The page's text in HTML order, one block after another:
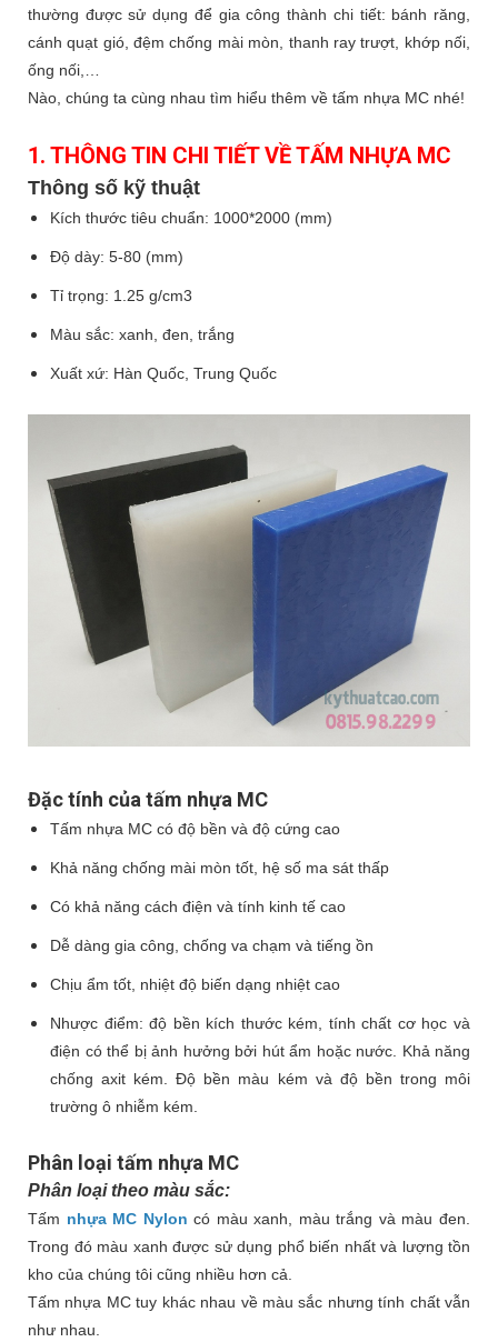
thường được sử dụng để gia công thành chi tiết: bánh răng,
cánh quạt gió, đệm chống mài mòn, thanh ray trượt, khớp nối,
ống nối,…
Nào, chúng ta cùng nhau tìm hiểu thêm về tấm nhựa MC nhé!
1. THÔNG TIN CHI TIẾT VỀ TẤM NHỰA MC
Thông số kỹ thuật
Kích thước tiêu chuẩn: 1000*2000 (mm)
Độ dày: 5-80 (mm)
Tỉ trọng: 1.25 g/cm3
Màu sắc: xanh, đen, trắng
Xuất xứ: Hàn Quốc, Trung Quốc
Đặc tính của tấm nhựa MC
Tấm nhựa MC có độ bền và độ cứng cao
Khả năng chống mài mòn tốt, hệ số ma sát thấp
Có khả năng cách điện và tính kinh tế cao
Dễ dàng gia công, chống va chạm và tiếng ồn
Chịu ẩm tốt, nhiệt độ biến dạng nhiệt cao
Nhược điểm: độ bền kích thước kém, tính chất cơ học và
điện có thể bị ảnh hưởng bởi hút ẩm hoặc nước. Khả năng
chống axit kém. Độ bền màu kém và độ bền trong môi
trường ô nhiễm kém.
Phân loại tấm nhựa MC
Phân loại theo màu sắc:
Tấm nhựa MC Nylon có màu xanh, màu trắng và màu đen.
Trong đó màu xanh được sử dụng phổ biến nhất và lượng tồn
kho của chúng tôi cũng nhiều hơn cả.
Tấm nhựa MC tuy khác nhau về màu sắc nhưng tính chất vẫn
như nhau.